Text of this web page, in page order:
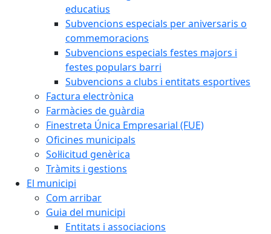
educatius
Subvencions especials per aniversaris o
commemoracions
Subvencions especials festes majors i
festes populars barri
Subvencions a clubs i entitats esportives
Factura electrònica
Farmàcies de guàrdia
Finestreta Única Empresarial (FUE)
Oficines municipals
Sol·licitud genèrica
Tràmits i gestions
El municipi
Com arribar
Guia del municipi
Entitats i associacions